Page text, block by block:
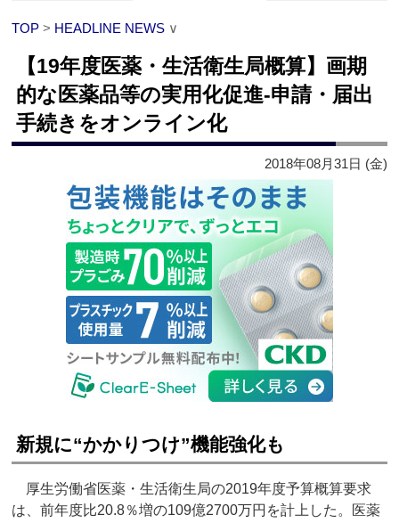
TOP > HEADLINE NEWS ∨
【19年度医薬・生活衛生局概算】画期
的な医薬品等の実用化促進‐申請・届出
手続きをオンライン化
2018年08月31日 (金)
新規に“かかりつけ”機能強化も
厚生労働省医薬・生活衛生局の2019年度予算概算要求
は、前年度比20.8％増の109億2700万円を計上した。医薬